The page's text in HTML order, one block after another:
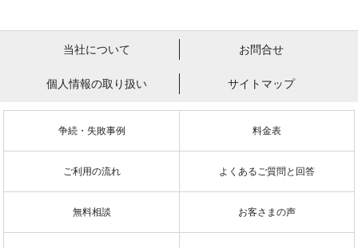
当社について お問合せ
個人情報の取り扱い サイトマップ
争続・失敗事例 料金表
ご利用の流れ よくあるご質問と回答
無料相談 お客さまの声